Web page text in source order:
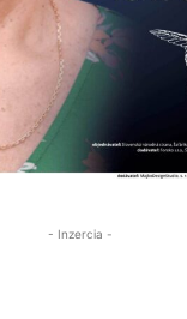
- Inzercia -